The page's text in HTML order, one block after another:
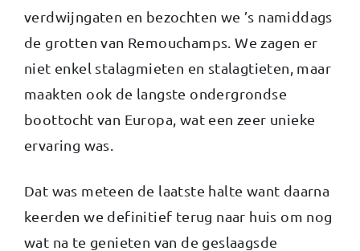
verdwijngaten en bezochten we ’s namiddags
de grotten van Remouchamps. We zagen er
niet enkel stalagmieten en stalagtieten, maar
maakten ook de langste ondergrondse
boottocht van Europa, wat een zeer unieke
ervaring was.
Dat was meteen de laatste halte want daarna
keerden we definitief terug naar huis om nog
wat na te genieten van de geslaagsde